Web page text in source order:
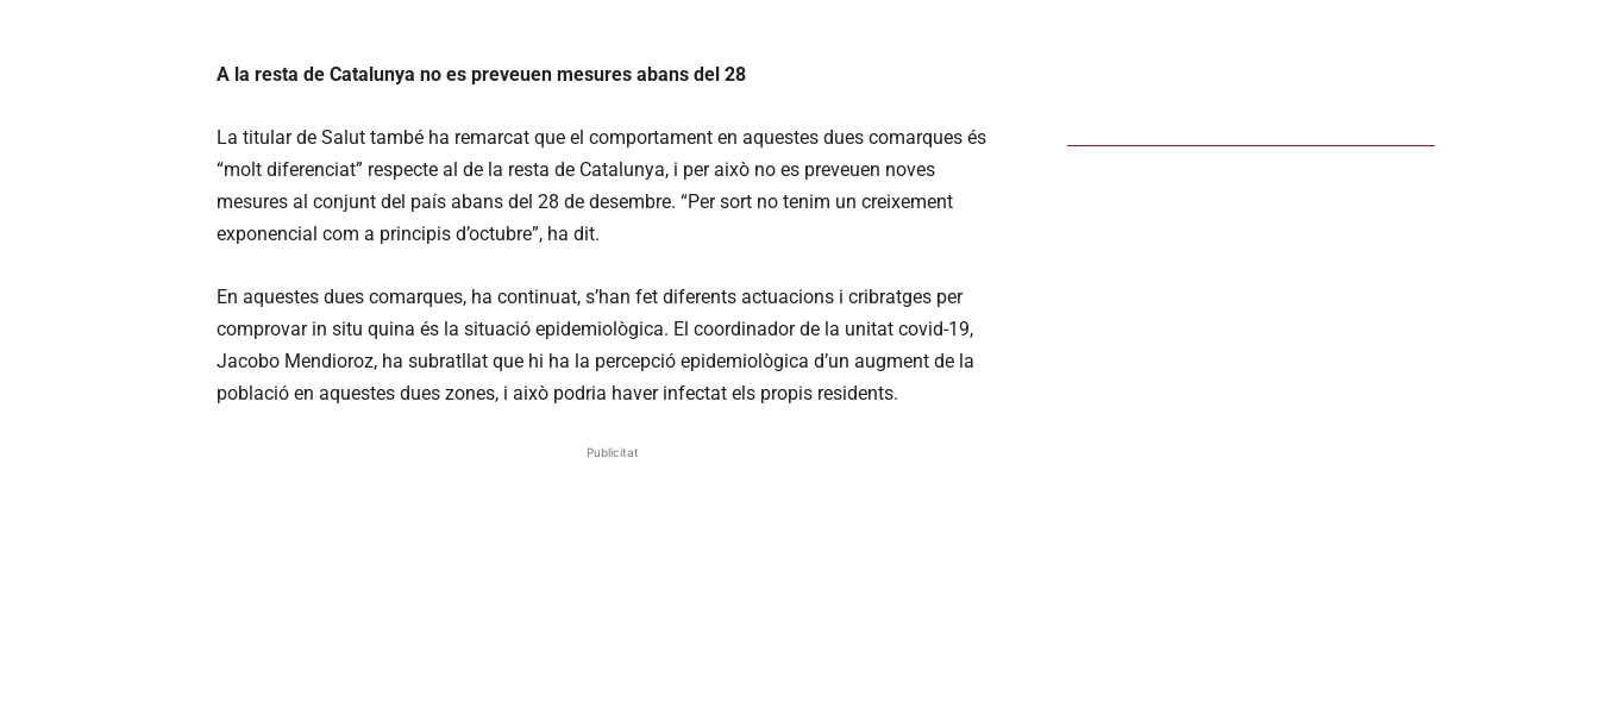
A la resta de Catalunya no es preveuen mesures abans del 28
La titular de Salut també ha remarcat que el comportament en aquestes dues comarques és
“molt diferenciat” respecte al de la resta de Catalunya, i per això no es preveuen noves
mesures al conjunt del país abans del 28 de desembre. “Per sort no tenim un creixement
exponencial com a principis d’octubre”, ha dit.
En aquestes dues comarques, ha continuat, s’han fet diferents actuacions i cribratges per
comprovar in situ quina és la situació epidemiològica. El coordinador de la unitat covid-19,
Jacobo Mendioroz, ha subratllat que hi ha la percepció epidemiològica d’un augment de la
població en aquestes dues zones, i això podria haver infectat els propis residents.
Publicitat